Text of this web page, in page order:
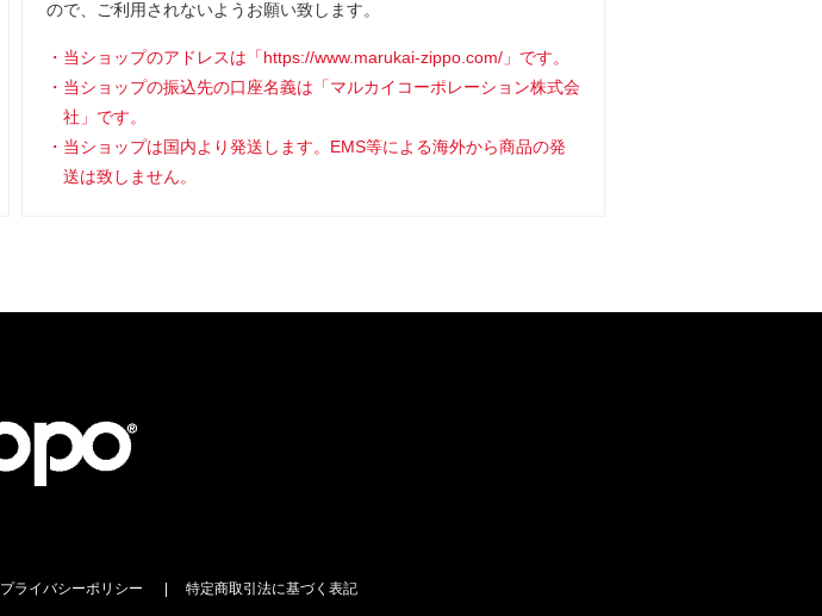
ので、ご利用されないようお願い致します。
当ショップのアドレスは「https://www.marukai-zippo.com/」です。
当ショップの振込先の口座名義は「マルカイコーポレーション株式会
社」です。
当ショップは国内より発送します。EMS等による海外から商品の発
送は致しません。
プライバシーポリシー 特定商取引法に基づく表記